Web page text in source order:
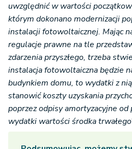
uwzględnić w wartości
którym dokonano modernizacji
instalacji fotowoltaicznej. Mając
regulacje prawne na tle
zdarzenia przyszłego, trzeba
instalacja fotowoltaiczna będzie
budynkiem domu, to wydatki z
stanowić koszty uzyskania
poprzez odpisy amortyzacyjne
wydatki wartości środka